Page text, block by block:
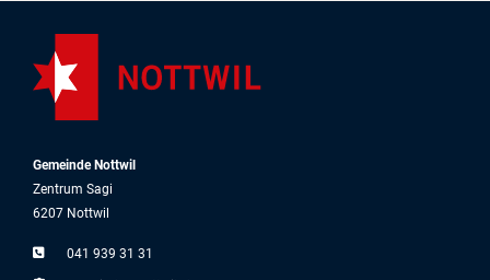
Gemeinde Nottwil
Zentrum Sagi
6207 Nottwil
041 939 31 31